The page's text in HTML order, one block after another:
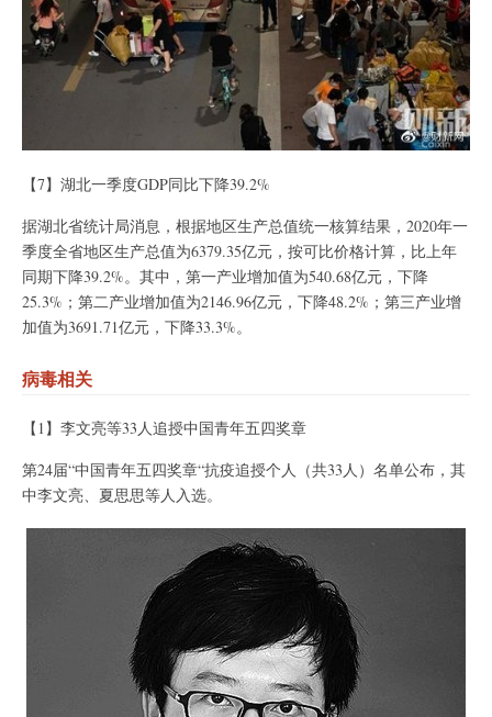
【7】湖北一季度GDP同比下降39.2%
据湖北省统计局消息，根据地区生产总值统一核算结果，2020年一
季度全省地区生产总值为6379.35亿元，按可比价格计算，比上年
同期下降39.2%。其中，第一产业增加值为540.68亿元，下降
25.3%；第二产业增加值为2146.96亿元，下降48.2%；第三产业增
加值为3691.71亿元，下降33.3%。
病毒相关
【1】李文亮等33人追授中国青年五四奖章
第24届“中国青年五四奖章“抗疫追授个人（共33人）名单公布，其
中李文亮、夏思思等人入选。